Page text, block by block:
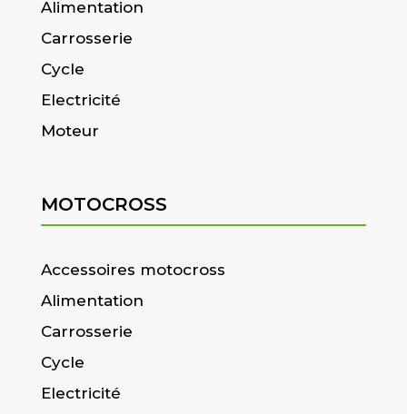
Alimentation
Carrosserie
Cycle
Electricité
Moteur
MOTOCROSS
Accessoires motocross
Alimentation
Carrosserie
Cycle
Electricité